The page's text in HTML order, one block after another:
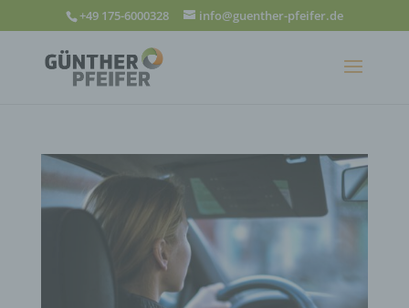
+49 175-6000328 info@guenther-pfeifer.de